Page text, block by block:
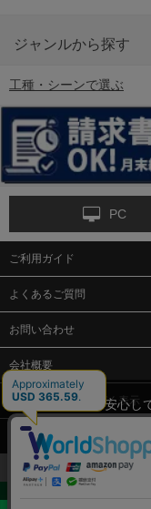
6-矢印板/LED矢印板
9-点字マット・タイ
12-安全ベスト
ジャンルから探す
工種・シーンで選ぶ
PC
ご利用ガイド
よくあるご質問
お問い合わせ
会社概要
特定商取引法に基づく表示
個人情報保護方針
当サイトでは、安心し
等）、またサイトの
しています。 サイト
ライバシーポリシー」